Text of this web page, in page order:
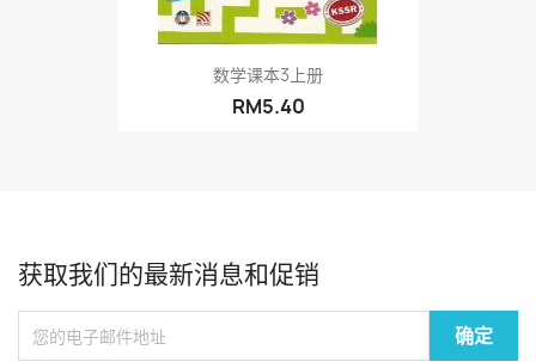
数学课本3上册
RM5.40
获取我们的最新消息和促销